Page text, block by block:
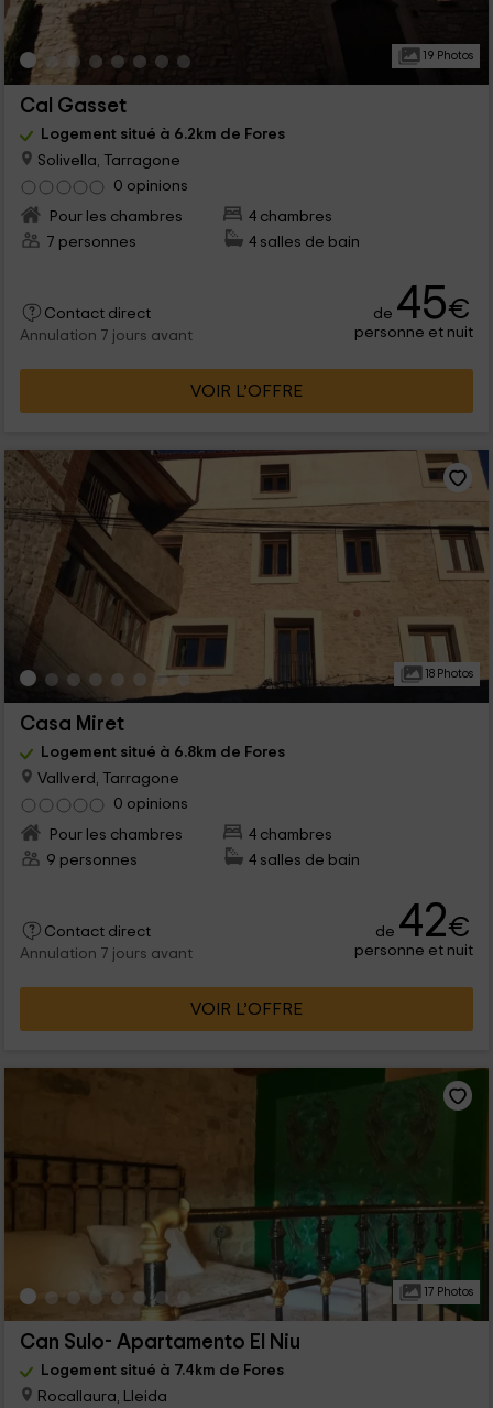
19 Photos
Cal Gasset
Logement situé à 6.2km de Fores
Solivella, Tarragone
0 opinions
Pour les chambres
4 chambres
7 personnes
4 salles de bain
Contact direct
Annulation 7 jours avant
de 45€
personne et nuit
VOIR L’OFFRE
18 Photos
Casa Miret
Logement situé à 6.8km de Fores
Vallverd, Tarragone
0 opinions
Pour les chambres
4 chambres
9 personnes
4 salles de bain
Contact direct
Annulation 7 jours avant
de 42€
personne et nuit
VOIR L’OFFRE
17 Photos
Can Sulo- Apartamento El Niu
Logement situé à 7.4km de Fores
Rocallaura, Lleida